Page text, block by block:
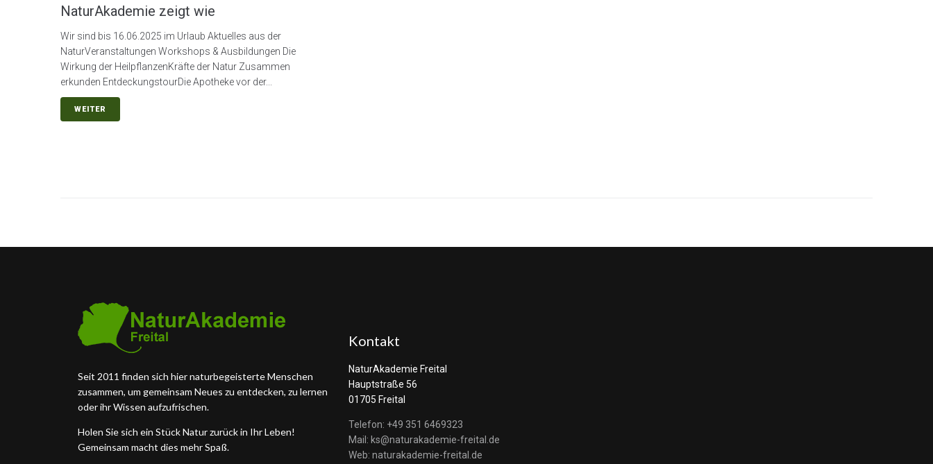
NaturAkademie zeigt wie
Wir sind bis 16.06.2025 im Urlaub Aktuelles aus der
NaturVeranstaltungen Workshops & Ausbildungen Die
Wirkung der HeilpflanzenKräfte der Natur Zusammen
erkunden EntdeckungstourDie Apotheke vor der...
WEITER
Seit 2011 finden sich hier naturbegeisterte Menschen
zusammen, um gemeinsam Neues zu entdecken, zu lernen
oder ihr Wissen aufzufrischen.
Holen Sie sich ein Stück Natur zurück in Ihr Leben!
Gemeinsam macht dies mehr Spaß.
Kontakt
NaturAkademie Freital
Hauptstraße 56
01705 Freital
Telefon: +49 351 6469323
Mail: ks@naturakademie-freital.de
Web: naturakademie-freital.de